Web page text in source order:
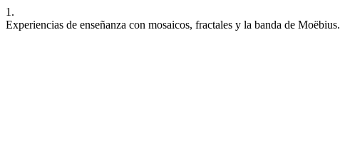
1.
Experiencias de enseñanza con mosaicos, fractales y la banda de Moëbius.